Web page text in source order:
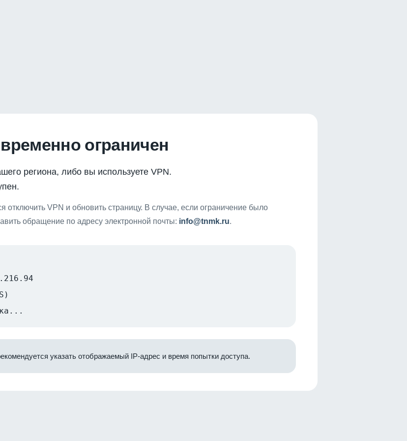
ограничен
региона, либо вы используете VPN.
отключить VPN и обновить страницу. В случае, если ограничение было
обращение по адресу электронной почты: info@tnmk.ru.
указать отображаемый IP-адрес и время попытки доступа.